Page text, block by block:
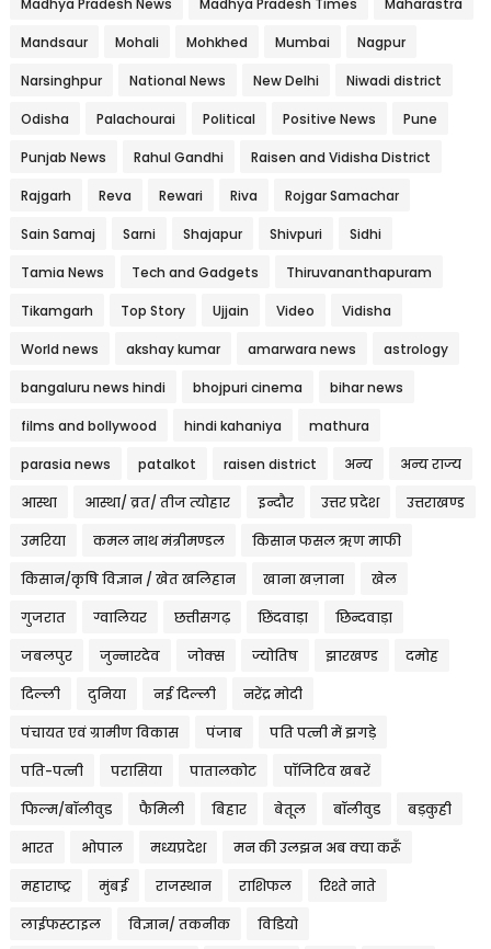
Madhya Pradesh News Madhya Pradesh Times Maharastra
Mandsaur Mohali Mohkhed Mumbai Nagpur
Narsinghpur National News New Delhi Niwadi district
Odisha Palachourai Political Positive News Pune
Punjab News Rahul Gandhi Raisen and Vidisha District
Rajgarh Reva Rewari Riva Rojgar Samachar
Sain Samaj Sarni Shajapur Shivpuri Sidhi
Tamia News Tech and Gadgets Thiruvananthapuram
Tikamgarh Top Story Ujjain Video Vidisha
World news akshay kumar amarwara news astrology
bangaluru news hindi bhojpuri cinema bihar news
films and bollywood hindi kahaniya mathura
parasia news patalkot raisen district अन्य अन्य राज्य
आस्था आस्था/ व्रत/ तीज त्‍योहार इन्दौर उत्तर प्रदेश उत्तराखण्ड
उमरिया कमल नाथ मंत्रीमण्डल किसान फसल ऋण माफी
किसान/कृषि विज्ञान / खेत खलिहान खाना खज़ाना खेल
गुजरात ग्वालियर छत्तीसगढ़ छिंदवाड़ा छिन्दवाड़ा
जबलपुर जुन्नारदेव जोक्स ज्योतिष झारखण्ड दमोह
दिल्ली दुनिया नई दिल्ली नरेंद्र मोदी
पंचायत एवं ग्रामीण विकास पंजाब पति पत्नी में झगड़े
पति-पत्नी परासिया पातालकोट पॉजिटिव खबरें
फिल्म/बॉलीवुड फैमिली बिहार बेतूल बॉलीवुड बड़कुही
भारत भोपाल मध्यप्रदेश मन की उलझन अब क्या करूँ
महाराष्ट्र मुंबई राजस्थान राशिफल रिश्ते नाते
लाईफस्टाइल विज्ञान/ तकनीक विडियो